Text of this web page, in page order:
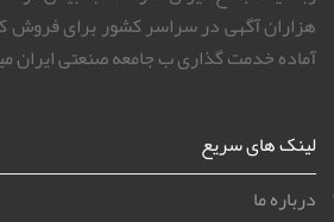
هزاران آگهی در سراسر کشور برای فروش
آماده خدمت گذاری ب جامعه صنعتی ایران
لینک های سریع
درباره ما